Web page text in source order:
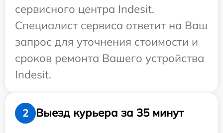
сервисного центра Indesit.
Специалист сервиса ответит на Ваш
запрос для уточнения стоимости и
сроков ремонта Вашего устройства
Indesit.
2
Выезд курьера за 35 минут